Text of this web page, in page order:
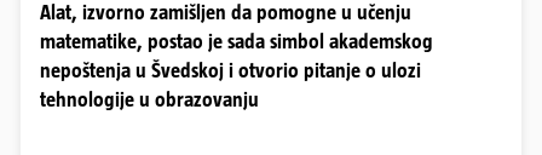
Alat, izvorno zamišljen da pomogne u učenju
matematike, postao je sada simbol akademskog
nepoštenja u Švedskoj i otvorio pitanje o ulozi
tehnologije u obrazovanju